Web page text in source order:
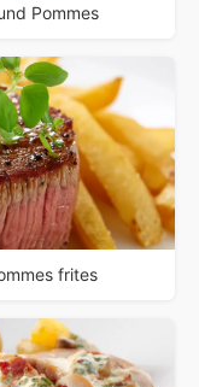
Pommes
frites